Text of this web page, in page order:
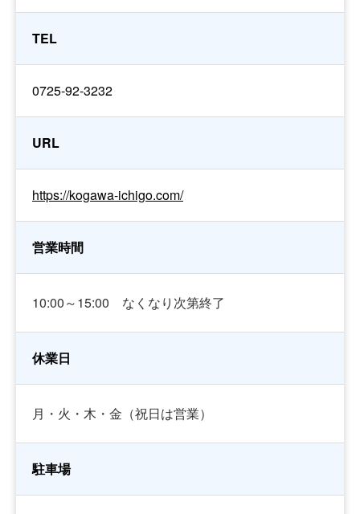
TEL
0725-92-3232
URL
https://kogawa-ichigo.com/
営業時間
10:00～15:00 なくなり次第終了
休業日
月・火・木・金（祝日は営業）
駐車場